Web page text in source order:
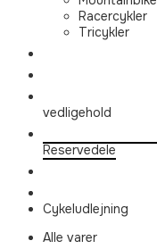
Racercykler
Tricykler
vedligehold
Reservedele
Cykeludlejning
Alle varer